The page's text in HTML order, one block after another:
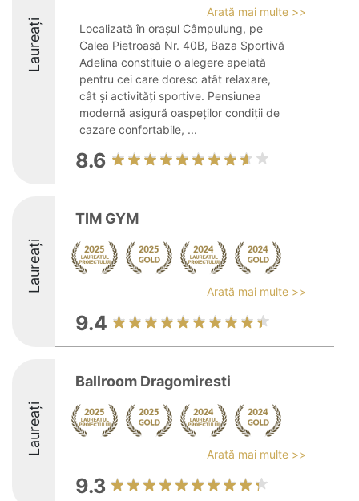
Laureați
Arată mai multe >>
Localizată în orașul Câmpulung, pe
Calea Pietroasă Nr. 40B, Baza Sportivă
Adelina constituie o alegere apelată
pentru cei care doresc atât relaxare,
cât și activități sportive. Pensiunea
modernă asigură oaspeților condiții de
cazare confortabile, ...
8.6
Laureați
TIM GYM
Arată mai multe >>
9.4
Laureați
Ballroom Dragomiresti
Arată mai multe >>
9.3